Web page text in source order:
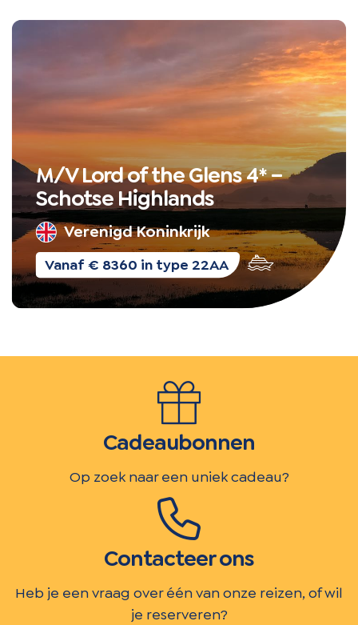
M/V Lord of the Glens 4* –
Schotse Highlands
Verenigd Koninkrijk
Vanaf € 8360 in type 22AA Cruise
Cadeaubonnen
Op zoek naar een uniek cadeau?
Contacteer ons
Heb je een vraag over één van onze reizen, of wil
je reserveren?